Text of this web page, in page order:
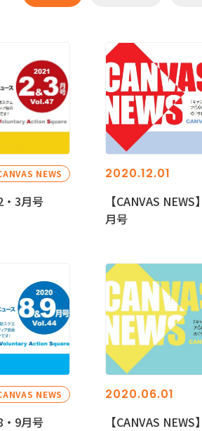
NEWS
・3月号
2020.12.01
【CANVAS
月号
NEWS
・9月号
2020.06.01
【CANVAS